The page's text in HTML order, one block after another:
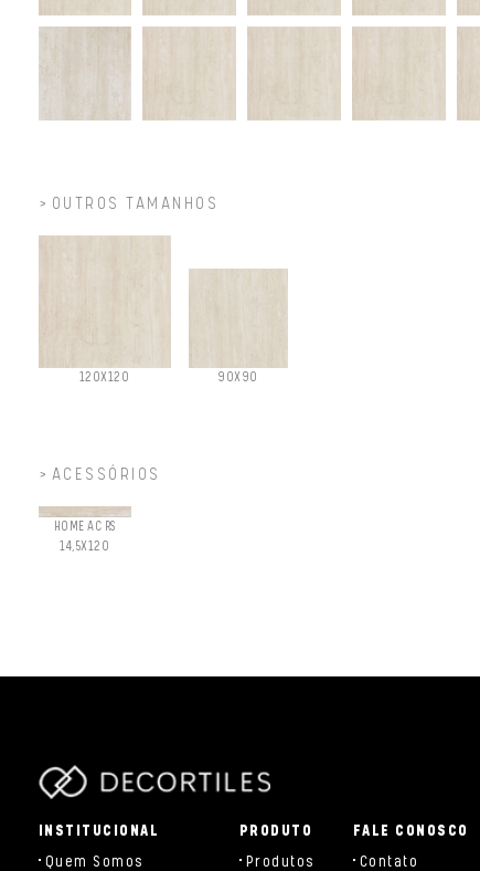
OUTROS TAMANHOS
120X120 90X90
ACESSÓRIOS
HOME AC RS
14,5X120
INSTITUCIONAL
Quem Somos
PRODUTO
Produtos
FALE CONOSCO
Contato